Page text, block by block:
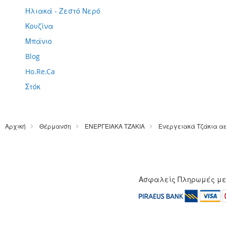
Ηλιακά - Ζεστό Νερό
Κουζίνα
Μπάνιο
Blog
Ho.Re.Ca
Στόκ
Αρχική Θέρμανση ΕΝΕΡΓΕΙΑΚΑ ΤΖΑΚΙΑ Ενεργειακά Τζάκια
Ασφαλείς Πληρωμές με